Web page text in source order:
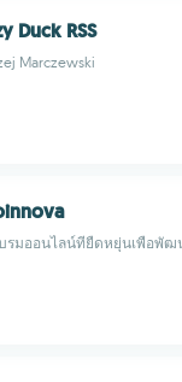
Duck RSS
Marczewski
รมออนไลน์ที่ยืดหยุ่นเพื่อพัฒ